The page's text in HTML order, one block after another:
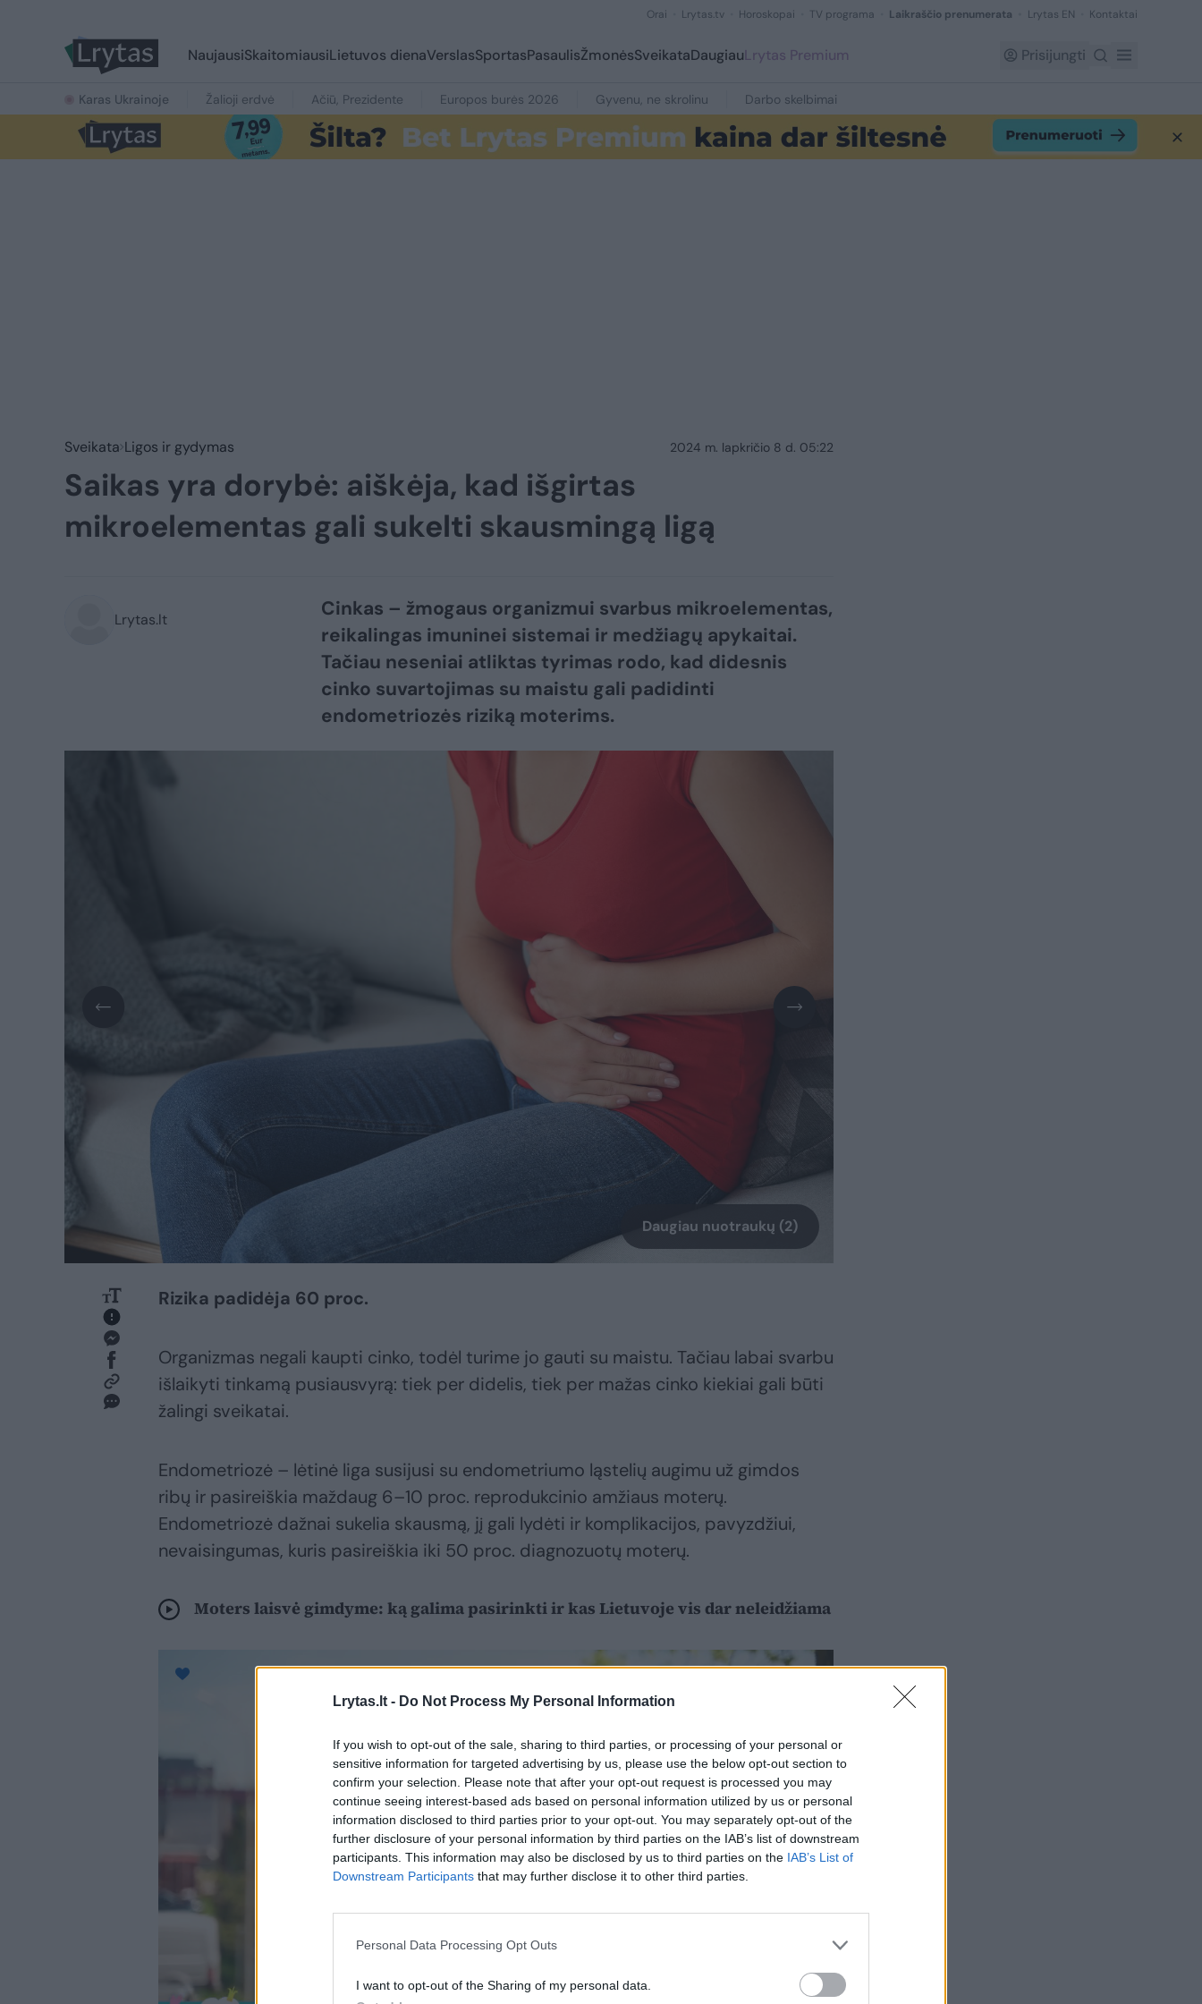
Lrytas.lt - Do Not Process My Personal Information
If you wish to opt-out of the sale, sharing to third parties, or processing of your personal or
sensitive information for targeted advertising by us, please use the below opt-out section to
confirm your selection. Please note that after your opt-out request is processed you may
continue seeing interest-based ads based on personal information utilized by us or personal
information disclosed to third parties prior to your opt-out. You may separately opt-out of the
further disclosure of your personal information by third parties on the IAB’s list of downstream
participants. This information may also be disclosed by us to third parties on the IAB’s List of
Downstream Participants that may further disclose it to other third parties.
Personal Data Processing Opt Outs
I want to opt-out of the Sharing of my personal data.
Orai Lrytas.tv Horoskopai TV programa Laikraščio prenumerata Lrytas EN Kontaktai
NaujausiSkaitomiausiLietuvos dienaVerslasSportasPasaulisŽmonėsSveikataDaugiauLrytas Premium Prisijungti
Karas Ukrainoje Žalioji erdvė Ačiū, Prezidente Europos burės 2026 Gyvenu, ne skrolinu Darbo skelbimai
Sveikata Ligos ir gydymas 2024 m. lapkričio 8 d. 05:22
Saikas yra dorybė: aiškėja, kad išgirtas
mikroelementas gali sukelti skausmingą ligą
Lrytas.lt
Cinkas – žmogaus organizmui svarbus mikroelementas,
reikalingas imuninei sistemai ir medžiagų apykaitai.
Tačiau neseniai atliktas tyrimas rodo, kad didesnis
cinko suvartojimas su maistu gali padidinti
endometriozės riziką moterims.
Daugiau nuotraukų (2)
Rizika padidėja 60 proc.
Organizmas negali kaupti cinko, todėl turime jo gauti su maistu. Tačiau labai svarbu
išlaikyti tinkamą pusiausvyrą: tiek per didelis, tiek per mažas cinko kiekiai gali būti
žalingi sveikatai.
Endometriozė – lėtinė liga susijusi su endometriumo ląstelių augimu už gimdos
ribų ir pasireiškia maždaug 6–10 proc. reprodukcinio amžiaus moterų.
Endometriozė dažnai sukelia skausmą, jį gali lydėti ir komplikacijos, pavyzdžiui,
nevaisingumas, kuris pasireiškia iki 50 proc. diagnozuotų moterų.
Moters laisvė gimdyme: ką galima pasirinkti ir kas Lietuvoje vis dar neleidžiama